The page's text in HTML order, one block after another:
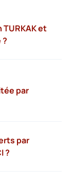
et
par
par
?